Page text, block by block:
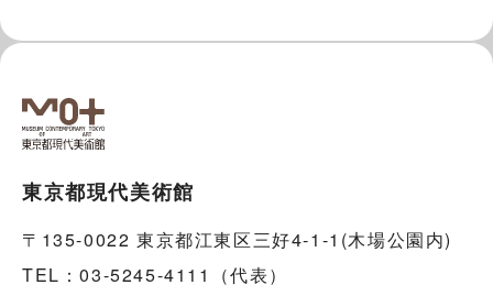
東京都現代美術館
〒135-0022 東京都江東区三好4-1-1(木場公園内)
TEL：03-5245-4111（代表）